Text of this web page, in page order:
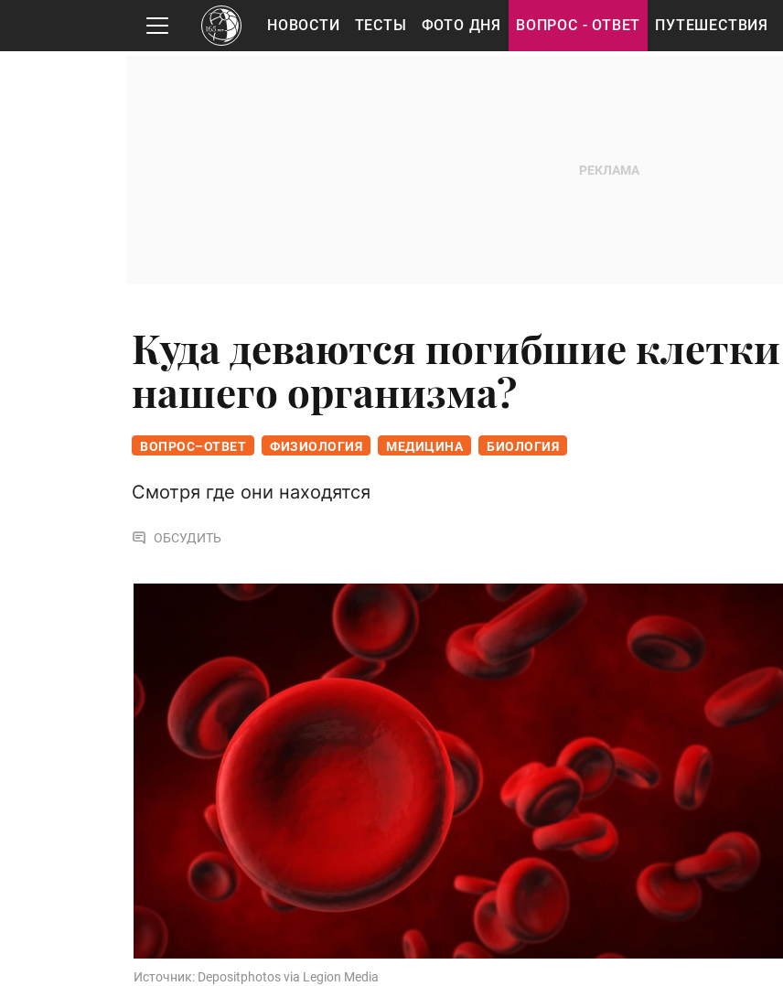
НОВОСТИ ТЕСТЫ ФОТО ДНЯ ВОПРОС - ОТВЕТ ПУТЕШЕСТВИЯ
Куда деваются погибшие клетки
нашего организма?
ВОПРОС–ОТВЕТ ФИЗИОЛОГИЯ МЕДИЦИНА БИОЛОГИЯ
Смотря где они находятся
ОБСУДИТЬ
Источник: Depositphotos via Legion Media